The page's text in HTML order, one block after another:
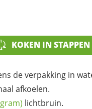
KOKEN IN STAPPEN
de verpakking in
afkoelen.
lichtbruin.